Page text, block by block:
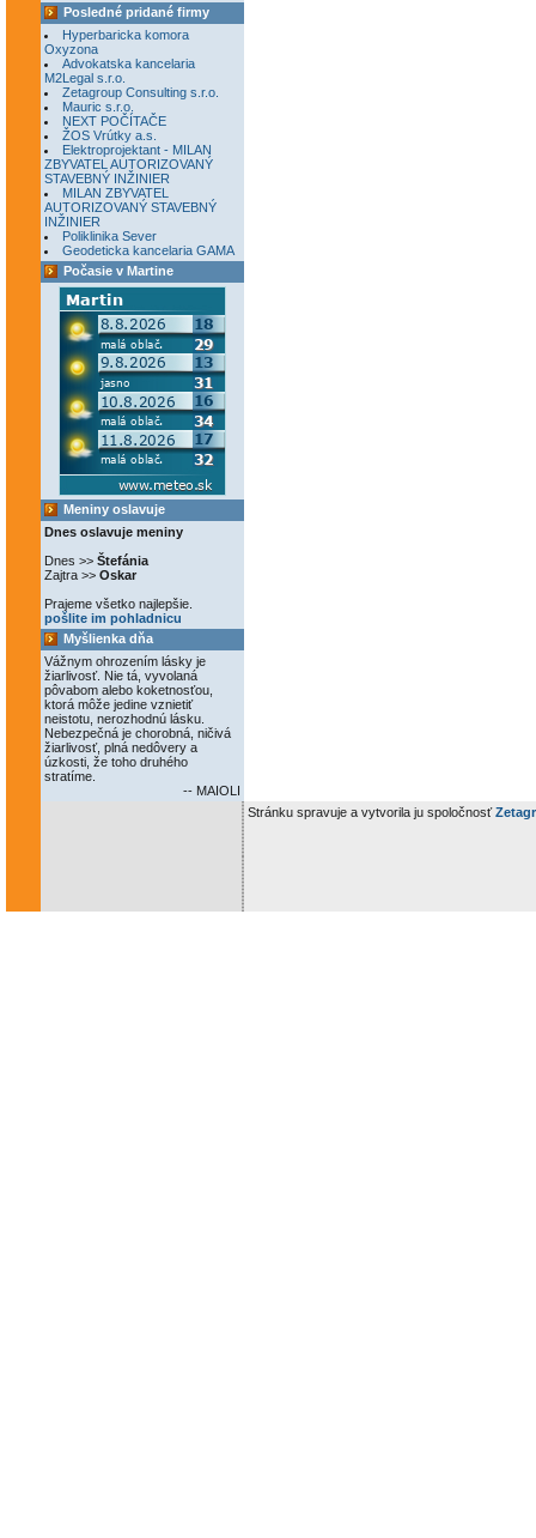
Posledné pridané firmy
Hyperbaricka komora
Oxyzona
Advokatska kancelaria
M2Legal s.r.o.
Zetagroup Consulting s.r.o.
Mauric s.r.o.
NEXT POČÍTAČE
ŽOS Vrútky a.s.
Elektroprojektant - MILAN
ZBYVATEL AUTORIZOVANÝ
STAVEBNÝ INŽINIER
MILAN ZBYVATEL
AUTORIZOVANÝ STAVEBNÝ
INŽINIER
Poliklinika Sever
Geodeticka kancelaria GAMA
Počasie v Martine
Meniny oslavuje
Dnes oslavuje meniny
Dnes >> Štefánia
Zajtra >> Oskar
Prajeme všetko najlepšie.
pošlite im pohladnicu
Myšlienka dňa
Vážnym ohrozením lásky je
žiarlivosť. Nie tá, vyvolaná
pôvabom alebo koketnosťou,
ktorá môže jedine vznietiť
neistotu, nerozhodnú lásku.
Nebezpečná je chorobná, ničivá
žiarlivosť, plná nedôvery a
úzkosti, že toho druhého
stratíme.
-- MAIOLI
Stránku spravuje a vytvorila ju spoločnosť